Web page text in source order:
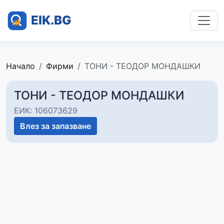
Начало Фирми ТОНИ - ТЕОДОР МОНДАШКИ
ТОНИ - ТЕОДОР МОНДАШКИ
ЕИК: 106073629
Влез за запазване